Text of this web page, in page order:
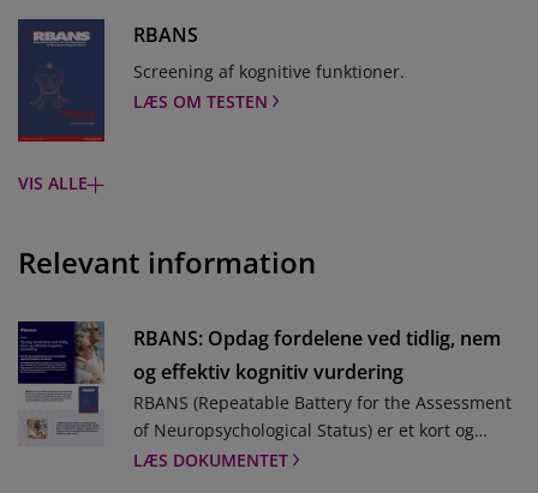
RBANS
Screening af kognitive funktioner.
LÆS OM TESTEN
børn og voksne.
WMS-III
Test til vurdering af indlæring og hukommelse
hos voksne.
LÆS OM TESTEN
VIS ALLE
Relevant information
RBANS: Opdag fordelene ved tidlig, nem
og effektiv kognitiv vurdering
RBANS (Repeatable Battery for the Assessment
of Neuropsychological Status) er et kort og
individuelt administreret screeningsværktøj,
LÆS DOKUMENTET